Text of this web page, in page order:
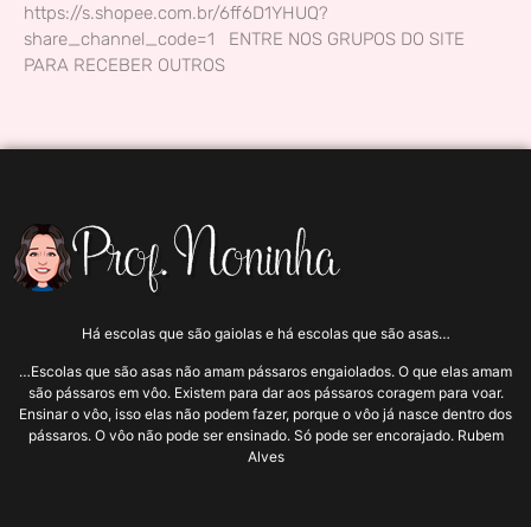
https://s.shopee.com.br/6ff6D1YHUQ?
share_channel_code=1 ENTRE NOS GRUPOS DO SITE
PARA RECEBER OUTROS
Há escolas que são gaiolas e há escolas que são asas…
…Escolas que são asas não amam pássaros engaiolados. O que elas amam
são pássaros em vôo. Existem para dar aos pássaros coragem para voar.
Ensinar o vôo, isso elas não podem fazer, porque o vôo já nasce dentro dos
pássaros. O vôo não pode ser ensinado. Só pode ser encorajado. Rubem
Alves